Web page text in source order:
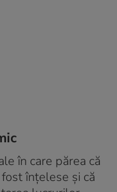
în care părea că
înțelese și că